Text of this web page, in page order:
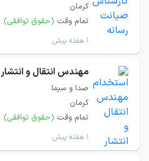
کرمان
تمام وقت (حقوق توافقی)
۱ هفته پیش
مهندس انتقال و انتشار
صدا و سیما
کرمان
تمام وقت (حقوق توافقی)
۱ هفته پیش